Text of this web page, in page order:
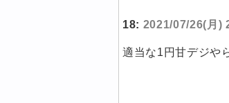
18: 2021/07/26(月)
適当な1円甘デジや